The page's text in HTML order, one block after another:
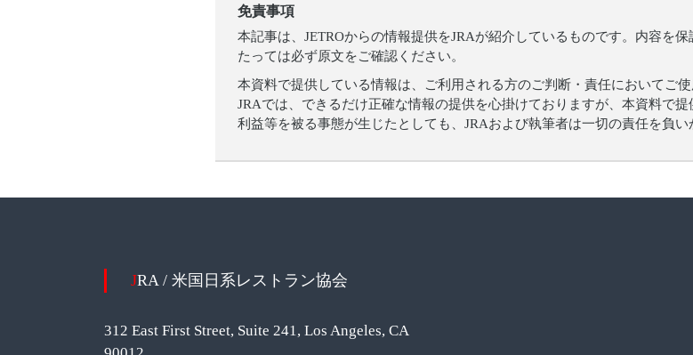
免責事項
本記事は、JETROからの情報提供をJRAが紹介しているものです。内容を
たっては必ず原文をご確認ください。
本資料で提供している情報は、ご利用される方のご判断・責任においてご使
JRAでは、できるだけ正確な情報の提供を心掛けておりますが、本資料で
利益等を被る事態が生じたとしても、JRAおよび執筆者は一切の責任を負い
JRA / 米国日系レストラン協会
312 East First Street, Suite 241, Los Angeles, CA